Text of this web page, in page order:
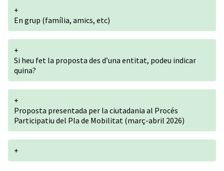
+
En grup (família, amics, etc)
+
Si heu fet la proposta des d’una entitat, podeu indicar
quina?
+
Proposta presentada per la ciutadania al Procés
Participatiu del Pla de Mobilitat (març-abril 2026)
+